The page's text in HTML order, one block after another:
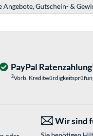
Gutschein- &
PayPal Ratenzahlung
2Vorb.
Wir sind